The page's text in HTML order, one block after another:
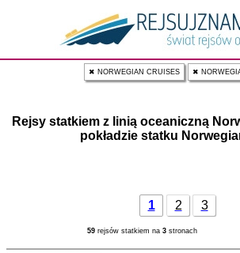
✖ NORWEGIAN CRUISES ✖
Rejsy statkiem z linią oceaniczną
pokładzie statku
1 2 3
59 rejsów statkiem na 3 stronach